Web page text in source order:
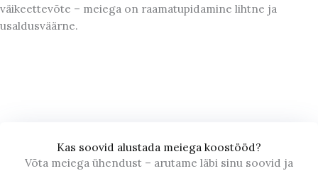
väikeettevõte – meiega on raamatupidamine lihtne ja
usaldusväärne.
Kas soovid alustada meiega koostööd?
Võta meiega ühendust – arutame läbi sinu soovid ja